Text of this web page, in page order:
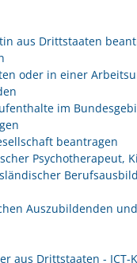
aus Drittstaaten
oder in einer
im
beantragen
Psychotherapeut,
Auszubildenden
aus Drittstaaten - ICT-